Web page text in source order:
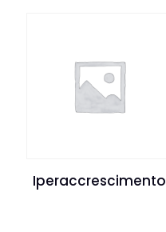
Iperaccrescimento